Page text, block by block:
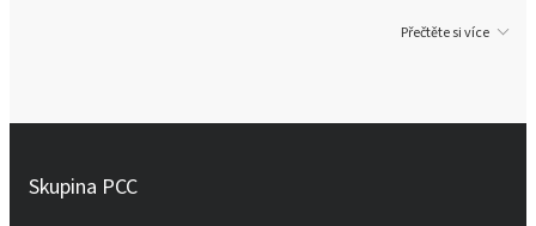
Přečtěte si více
Skupina PCC